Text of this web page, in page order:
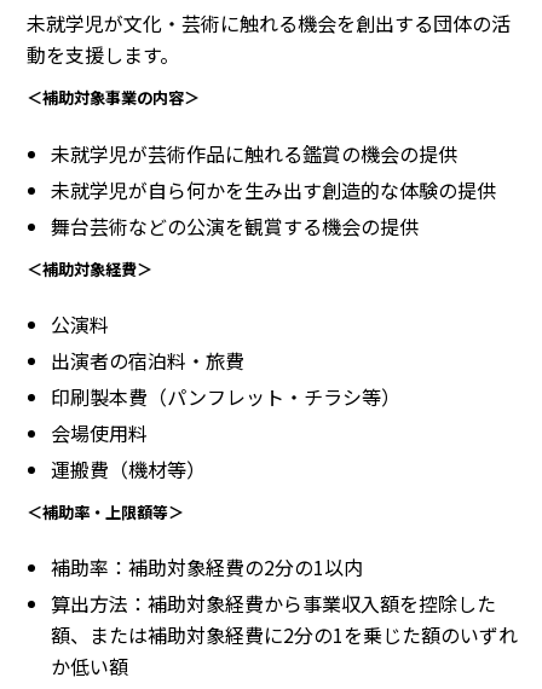
未就学児が文化・芸術に触れる機会を創出する団体の活
動を支援します。
＜補助対象事業の内容＞
未就学児が芸術作品に触れる鑑賞の機会の提供
未就学児が自ら何かを生み出す創造的な体験の提供
舞台芸術などの公演を観賞する機会の提供
＜補助対象経費＞
公演料
出演者の宿泊料・旅費
印刷製本費（パンフレット・チラシ等）
会場使用料
運搬費（機材等）
＜補助率・上限額等＞
補助率：補助対象経費の2分の1以内
算出方法：補助対象経費から事業収入額を控除した
額、または補助対象経費に2分の1を乗じた額のいずれ
か低い額